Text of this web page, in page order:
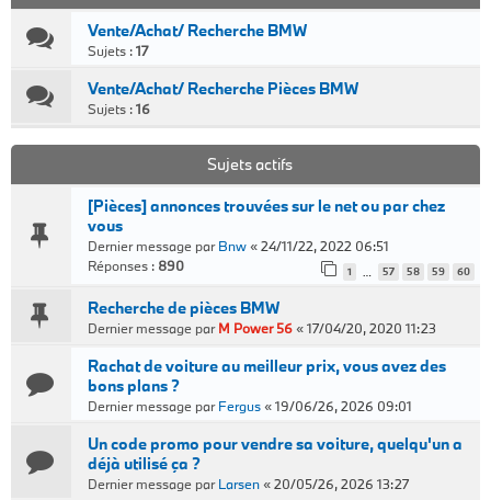
Vente/Achat/ Recherche BMW
Sujets :17
Vente/Achat/ Recherche Pièces BMW
Sujets :16
Sujets actifs
[Pièces] annonces trouvées sur le net ou par chez
vous
Dernier message parBnw«24/11/22, 2022 06:51
Réponses : 890 1 … 57 58 59 60
Recherche de pièces BMW
Dernier message parM Power 56«17/04/20, 2020 11:23
Rachat de voiture au meilleur prix, vous avez des
bons plans ?
Dernier message parFergus«19/06/26, 2026 09:01
Un code promo pour vendre sa voiture, quelqu'un a
déjà utilisé ça ?
Dernier message parLarsen«20/05/26, 2026 13:27